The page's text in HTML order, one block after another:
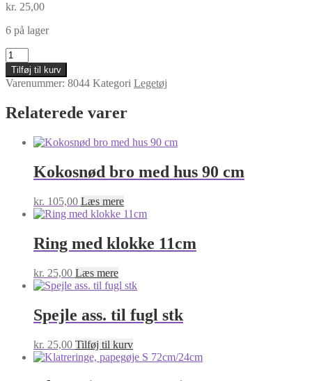
kr. 25,00
6 på lager
Ozami
Bird
Toy
Hugo
17cm
antal
Tilføj til kurv
Varenummer: 8044 Kategori Legetøj
Relaterede varer
Kokosnød bro med hus 90 cm
kr. 105,00 Læs mere
Ring med klokke 11cm
kr. 25,00 Læs mere
Spejle ass. til fugl stk
kr. 25,00 Tilføj til kurv